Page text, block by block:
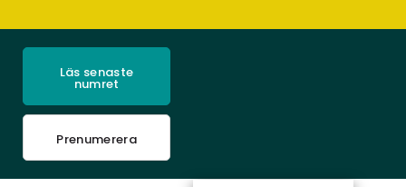
Läs senaste
numret
Prenumerera